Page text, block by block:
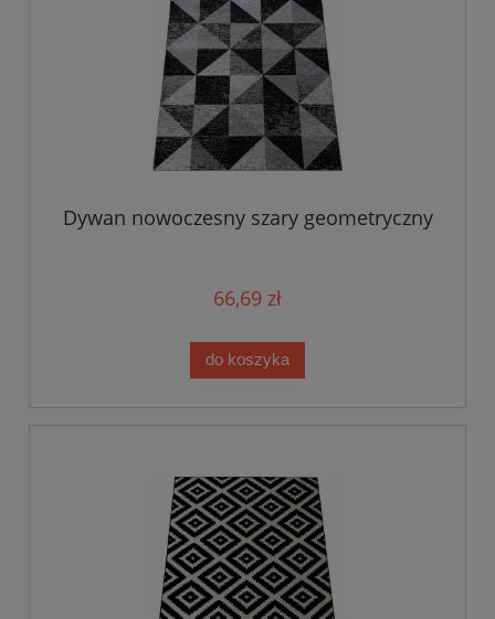
Dywan nowoczesny szary geometryczny
66,69 zł
do koszyka